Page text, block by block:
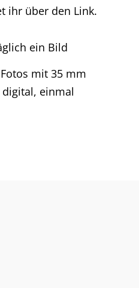
ihr über den Link.
ein Bild
mit 35 mm
einmal